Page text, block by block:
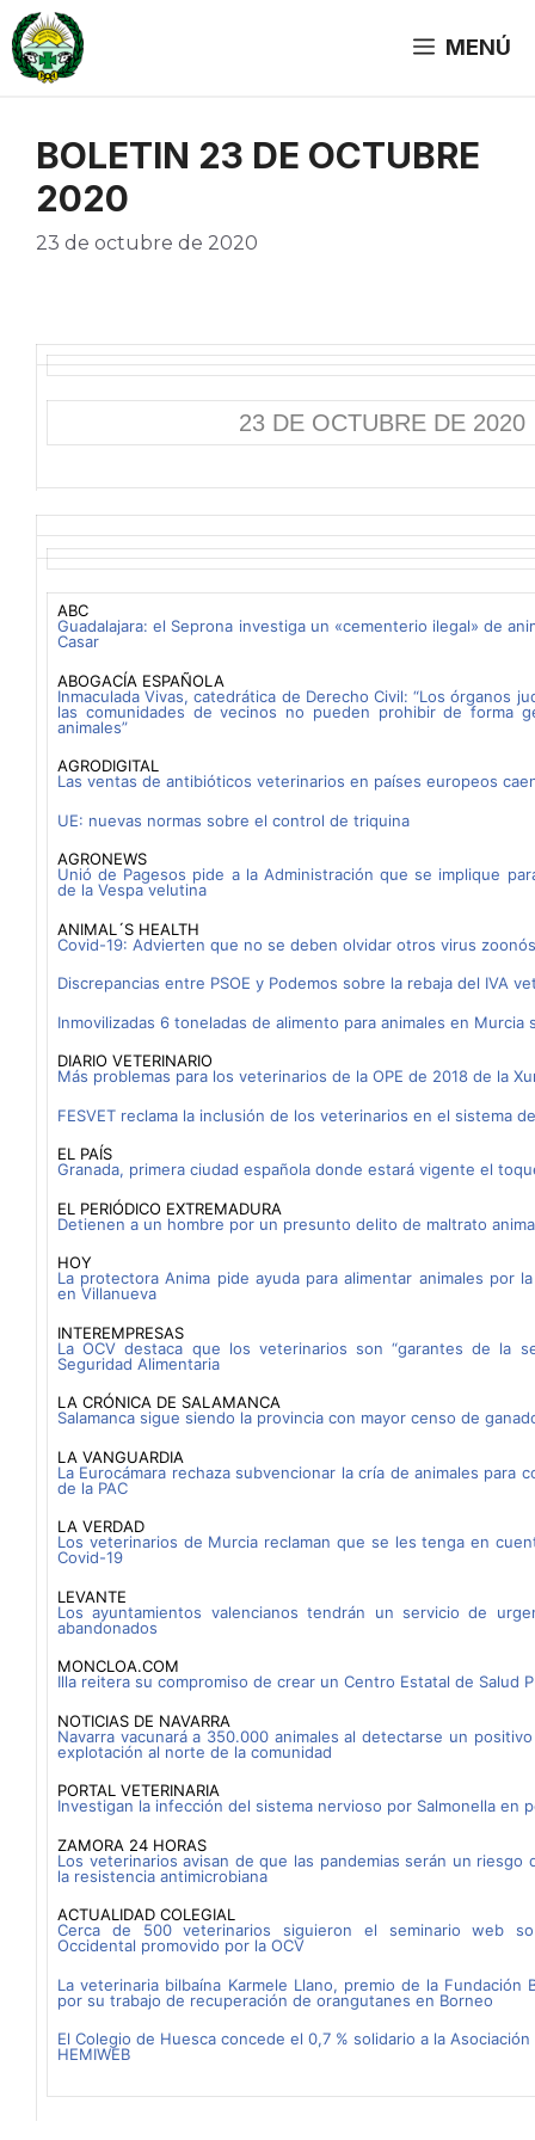
Saltar
al
contenido
MENÚ
BOLETIN 23 DE OCTUBRE
2020
23 de octubre de 2020
23 DE OCTUBRE DE 2020
ABC
Guadalajara: el Seprona investiga un «cementerio ilegal» de
Casar
ABOGACÍA ESPAÑOLA
Inmaculada Vivas, catedrática de Derecho Civil: “Los órganos
las comunidades de vecinos no pueden prohibir de forma
animales”
AGRODIGITAL
Las ventas de antibióticos veterinarios en países europeos
UE: nuevas normas sobre el control de triquina
AGRONEWS
Unió de Pagesos pide a la Administración que se implique
de la Vespa velutina
ANIMAL´S HEALTH
Covid-19: Advierten que no se deben olvidar otros virus
Discrepancias entre PSOE y Podemos sobre la rebaja del IVA
Inmovilizadas 6 toneladas de alimento para animales en Murcia
DIARIO VETERINARIO
Más problemas para los veterinarios de la OPE de 2018 de la
FESVET reclama la inclusión de los veterinarios en el sistema
EL PAÍS
Granada, primera ciudad española donde estará vigente el
EL PERIÓDICO EXTREMADURA
Detienen a un hombre por un presunto delito de maltrato
HOY
La protectora Anima pide ayuda para alimentar animales por
en Villanueva
INTEREMPRESAS
La OCV destaca que los veterinarios son “garantes de la
Seguridad Alimentaria
LA CRÓNICA DE SALAMANCA
Salamanca sigue siendo la provincia con mayor censo de
LA VANGUARDIA
La Eurocámara rechaza subvencionar la cría de animales para
de la PAC
LA VERDAD
Los veterinarios de Murcia reclaman que se les tenga en
Covid-19
LEVANTE
Los ayuntamientos valencianos tendrán un servicio de
abandonados
MONCLOA.COM
Illa reitera su compromiso de crear un Centro Estatal de Salud
NOTICIAS DE NAVARRA
Navarra vacunará a 350.000 animales al detectarse un
explotación al norte de la comunidad
PORTAL VETERINARIA
Investigan la infección del sistema nervioso por Salmonella en
ZAMORA 24 HORAS
Los veterinarios avisan de que las pandemias serán un riesgo
la resistencia antimicrobiana
ACTUALIDAD COLEGIAL
Cerca de 500 veterinarios siguieron el seminario web
Occidental promovido por la OCV
La veterinaria bilbaína Karmele Llano, premio de la Fundación
por su trabajo de recuperación de orangutanes en Borneo
El Colegio de Huesca concede el 0,7 % solidario a la
HEMIWEB